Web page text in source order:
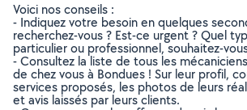
Voici nos conseils :
- Indiquez votre besoin en quelques
recherchez-vous ? Est-ce urgent ? Quel
particulier ou professionnel, souhaitez-
- Consultez la liste de tous les
de chez vous à Bondues ! Sur leur profil,
services proposés, les photos de leurs
et avis laissés par leurs clients.